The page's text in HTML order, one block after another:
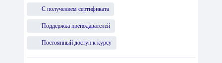
С получением сертификата
Поддержка преподавателей
Постоянный доступ к курсу